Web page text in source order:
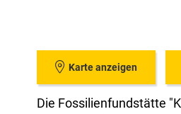
Karte anzeigen
Die Fossilienfundstätte